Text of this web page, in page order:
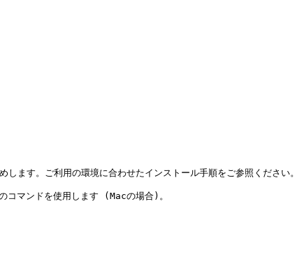
ご利用の環境に合わせたインストール手順をご参照ください。
コマンドを使用します (Macの場合)。